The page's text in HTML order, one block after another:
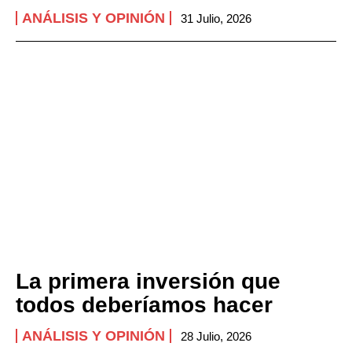
ANÁLISIS Y OPINIÓN 31 Julio, 2026
La primera inversión que
todos deberíamos hacer
ANÁLISIS Y OPINIÓN 28 Julio, 2026